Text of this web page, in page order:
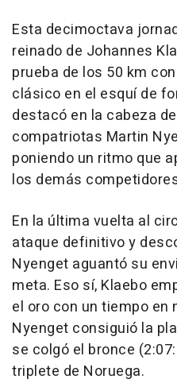
Esta decimoctava
reinado de Johannes
prueba de los 50 km
clásico en el esquí de
destacó en la cabeza
compatriotas Martin
poniendo un ritmo que
los demás
En la última vuelta al
ataque definitivo y
Nyenget aguantó su
meta. Eso sí, Klaebo
el oro con un tiempo en
Nyenget consiguió la
se colgó el bronce
triplete de Noruega.